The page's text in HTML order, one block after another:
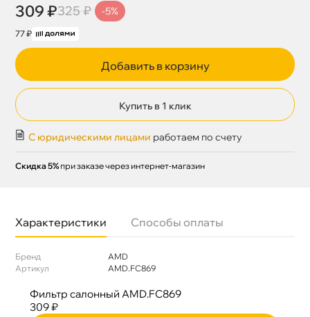
309 ₽325 ₽ -5%
77 ₽
Добавить в корзину
Купить в 1 клик
С юридическими лицами работаем по счету
Скидка 5% при заказе через интернет-магазин
Характеристики Способы оплаты
Бренд
AMD
Артикул
AMD.FC869
Фильтр салонный AMD.FC869
309 ₽